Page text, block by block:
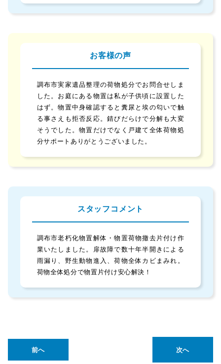
お客様の声
調布市実家遺品整理の荷物処分でお問合せしま
した。お庭にある物置は私が子供頃に設置した
はず。物置中身確認すると糞尿と埃の匂いで触
る事さえも拒否反応。錆びだらけで分解も大変
そうでした。物置だけでなく戸建て全体荷物処
分サポートありがとうございました。
スタッフコメント
調布市老朽化物置解体・物置荷物撤去片付け作
業いたしました。扉故障で数十年半開きによる
雨漏り、野生動物進入、荷物全体カビまみれ。
荷物全体処分で物置片付け安心解決！
前へ 次へ